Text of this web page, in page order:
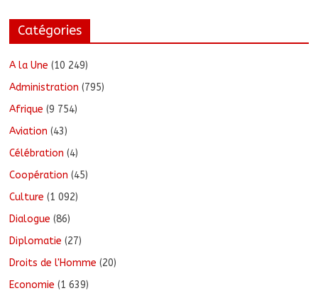
Catégories
A la Une (10 249)
Administration (795)
Afrique (9 754)
Aviation (43)
Célébration (4)
Coopération (45)
Culture (1 092)
Dialogue (86)
Diplomatie (27)
Droits de l'Homme (20)
Economie (1 639)